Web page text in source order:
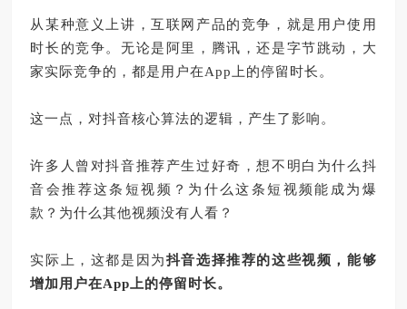
从某种意义上讲，互联网产品的竞争，就是用户使用
时长的竞争。无论是阿里，腾讯，还是字节跳动，大
家实际竞争的，都是用户在App 上的停留时长。
这一点，对抖音核心算法的逻辑，产生了影响。
许多人曾对抖音推荐产生过好奇，想不明白为什么抖
音会推荐这条短视频？为什么这条短视频能成为爆
款？为什么其他视频没有人看？
实际上，这都是因为抖音选择推荐的这些视频，能够
增加用户在App 上的停留时长。